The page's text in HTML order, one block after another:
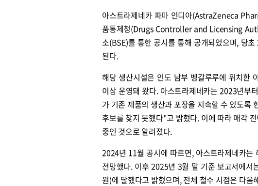
아스트라제네카 파마 인디아(AstraZeneca
품통제청(Drugs Controller and Licensing
소(BSE)를 통한 공시를 통해 공개되었으며, 당
된다.
해당 생산시설은 인도 남부 벵갈루루에 위치한
이상 운영돼 왔다. 아스트라제네카는 2023년부
가 기존 제품의 생산과 포장을 지속할 수 있도록
후보를 찾지 못했다"고 밝혔다. 이에 따라 매각
중인 것으로 알려졌다.
2024년 11월 공시에 따르면, 아스트라제네카
전망했다. 이후 2025년 3월 말 기준 보고서에
원)에 달했다고 밝혔으며, 전체 철수 시점은 다음